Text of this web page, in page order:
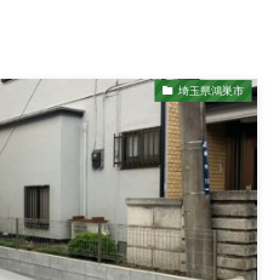
埼玉県鴻巣市